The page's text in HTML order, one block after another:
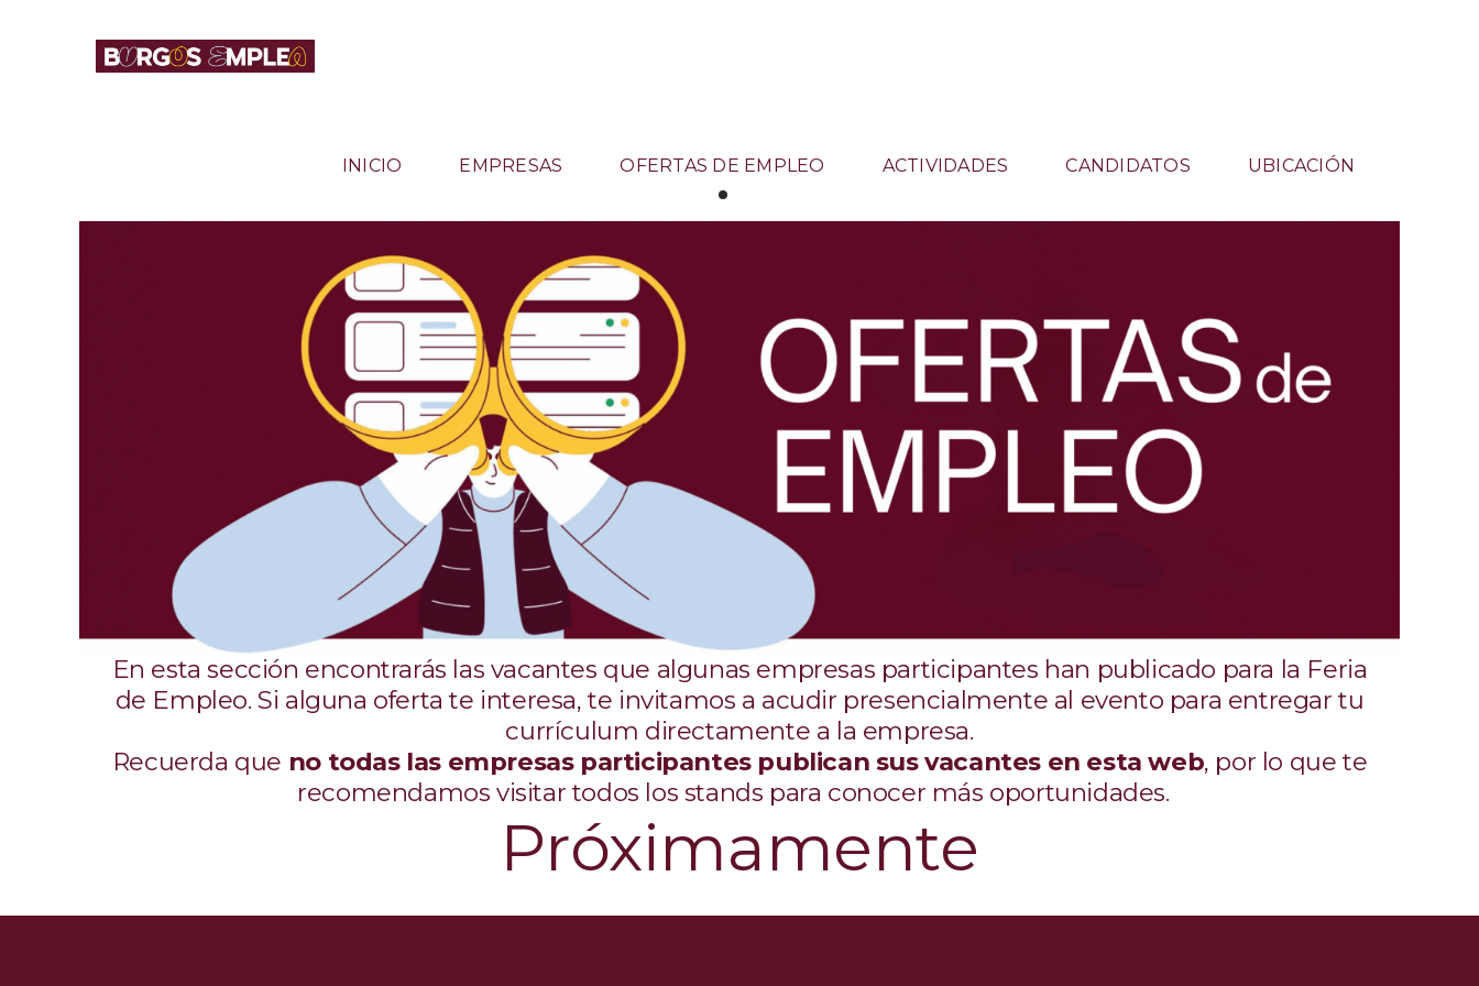
INICIO EMPRESAS OFERTAS DE EMPLEO ACTIVIDADES CANDIDATOS UBICACIÓN
En esta sección encontrarás las vacantes que algunas empresas participantes han publicado para la Feria
de Empleo. Si alguna oferta te interesa, te invitamos a acudir presencialmente al evento para entregar tu
currículum directamente a la empresa.
Recuerda que no todas las empresas participantes publican sus vacantes en esta web, por lo que te
recomendamos visitar todos los stands para conocer más oportunidades.
Próximamente